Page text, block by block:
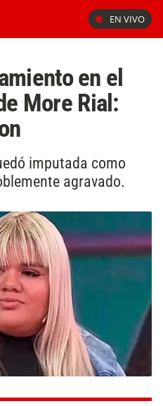
EN VIVO
en el
More Rial:
imputada como
agravado.